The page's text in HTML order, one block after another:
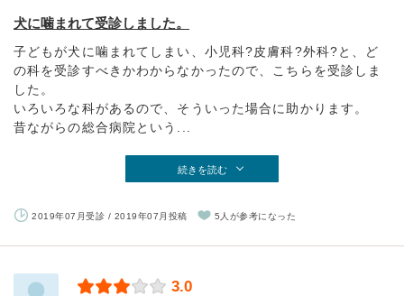
犬に噛まれて受診しました。
子どもが犬に噛まれてしまい、小児科?皮膚科?外科?と、ど
の科を受診すべきかわからなかったので、こちらを受診しま
した。
いろいろな科があるので、そういった場合に助かります。
昔ながらの総合病院という...
続きを読む
2019年07月受診 / 2019年07月投稿 5人が参考になった
3.0